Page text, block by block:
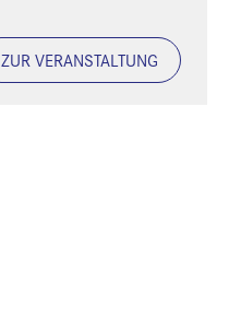
ZUR VERANSTALTUNG